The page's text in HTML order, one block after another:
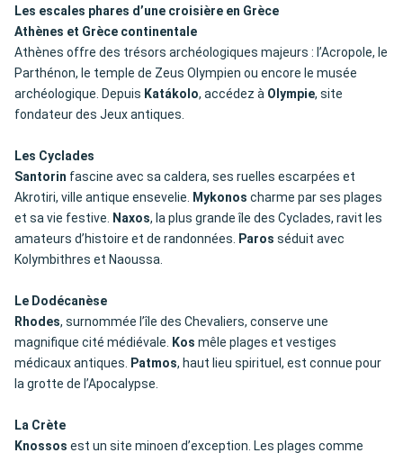
Les escales phares d’une croisière en Grèce
Athènes et Grèce continentale
Athènes offre des trésors archéologiques majeurs : l’Acropole, le
Parthénon, le temple de Zeus Olympien ou encore le musée
archéologique. Depuis Katákolo, accédez à Olympie, site
fondateur des Jeux antiques.
Les Cyclades
Santorin fascine avec sa caldera, ses ruelles escarpées et
Akrotiri, ville antique ensevelie. Mykonos charme par ses plages
et sa vie festive. Naxos, la plus grande île des Cyclades, ravit les
amateurs d’histoire et de randonnées. Paros séduit avec
Kolymbithres et Naoussa.
Le Dodécanèse
Rhodes, surnommée l’île des Chevaliers, conserve une
magnifique cité médiévale. Kos mêle plages et vestiges
médicaux antiques. Patmos, haut lieu spirituel, est connue pour
la grotte de l’Apocalypse.
La Crète
Knossos est un site minoen d’exception. Les plages comme